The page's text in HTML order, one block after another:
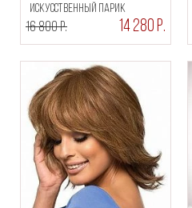
искусственный парик
16 800 Р. 14 280 Р.